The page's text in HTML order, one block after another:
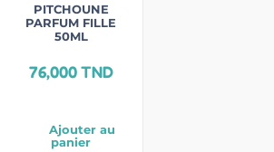
PITCHOUNE
PARFUM FILLE
50ML
76,000TND
Ajouter au
panier